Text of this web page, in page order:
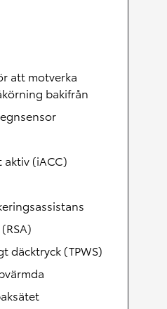
att motverka
bakifrån
(iACC)
däcktryck (TPWS)